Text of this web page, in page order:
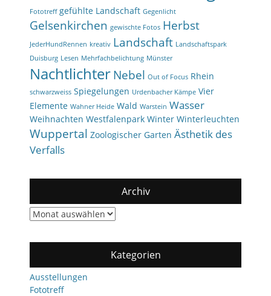
Fototreff gefühlte Landschaft Gegenlicht
Gelsenkirchen gewischte Fotos Herbst
JederHundRennen kreativ Landschaft Landschaftspark
Duisburg Lesen Mehrfachbelichtung Münster
NachtlichterNebel Out of Focus Rhein
schwarzweiss Spiegelungen Urdenbacher Kämpe Vier
Elemente Wahner Heide Wald Warstein Wasser
Weihnachten Westfalenpark Winter Winterleuchten
Wuppertal Zoologischer Garten Ästhetik des
Verfalls
Archiv
Archiv
Kategorien
Ausstellungen
Fototreff